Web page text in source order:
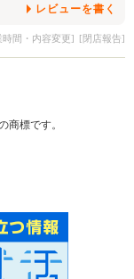
レビューを書く
時間・内容変更] [閉店報告]
商標です。